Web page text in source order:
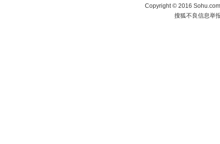
Copyright©2016
搜狐不良信息举